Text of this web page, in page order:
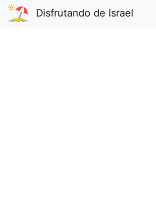
Disfrutando de Israel